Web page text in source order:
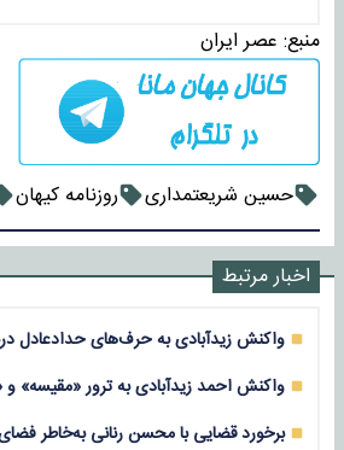
منبع: عصر ایران
حسین شریعتمداری روزنامه کیهان
اخبار مرتبط
واکنش زیدآبادی به حرف‌های حدادعادل
واکنش احمد زیدآبادی به ترور «مقیسه» و
برخورد قضایی با محسن رنانی به‌خاطر